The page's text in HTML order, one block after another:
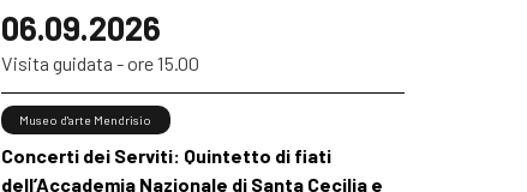
06.09.2026
Visita guidata - ore 15.00
Concerti dei Serviti: Quintetto di fiati
dell’Accademia Nazionale di Santa Cecilia e
Museo d'arte Mendrisio